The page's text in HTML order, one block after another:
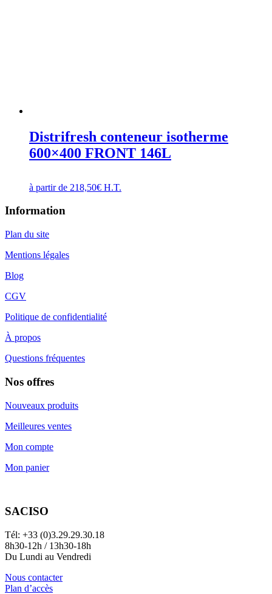
Distrifresh conteneur isotherme
600×400 FRONT 146L
à partir de 218,50€ H.T.
Information
Plan du site
Mentions légales
Blog
CGV
Politique de confidentialité
À propos
Questions fréquentes
Nos offres
Nouveaux produits
Meilleures ventes
Mon compte
Mon panier
SACISO
Tél: +33 (0)3.29.29.30.18
8h30-12h / 13h30-18h
Du Lundi au Vendredi
Nous contacter
Plan d’accès